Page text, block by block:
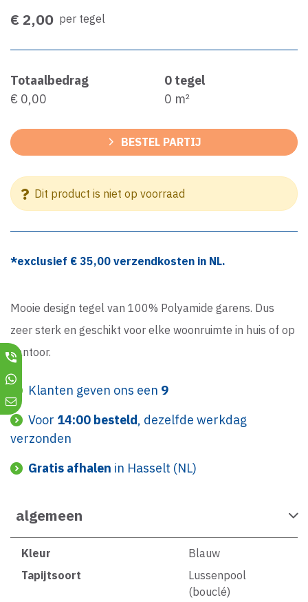
€ 2,00 per tegel
Totaalbedrag
€ 0,00
0 tegel
0 m²
BESTEL PARTIJ
Dit product is niet op voorraad
*exclusief € 35,00 verzendkosten in NL.
Mooie design tegel van 100% Polyamide garens. Dus
zeer sterk en geschikt voor elke woonruimte in huis of op
kantoor.
Klanten geven ons een 9
Voor 14:00 besteld, dezelfde werkdag
verzonden
Gratis afhalen in Hasselt (NL)
algemeen
Kleur
Blauw
Tapijtsoort
Lussenpool
(bouclé)